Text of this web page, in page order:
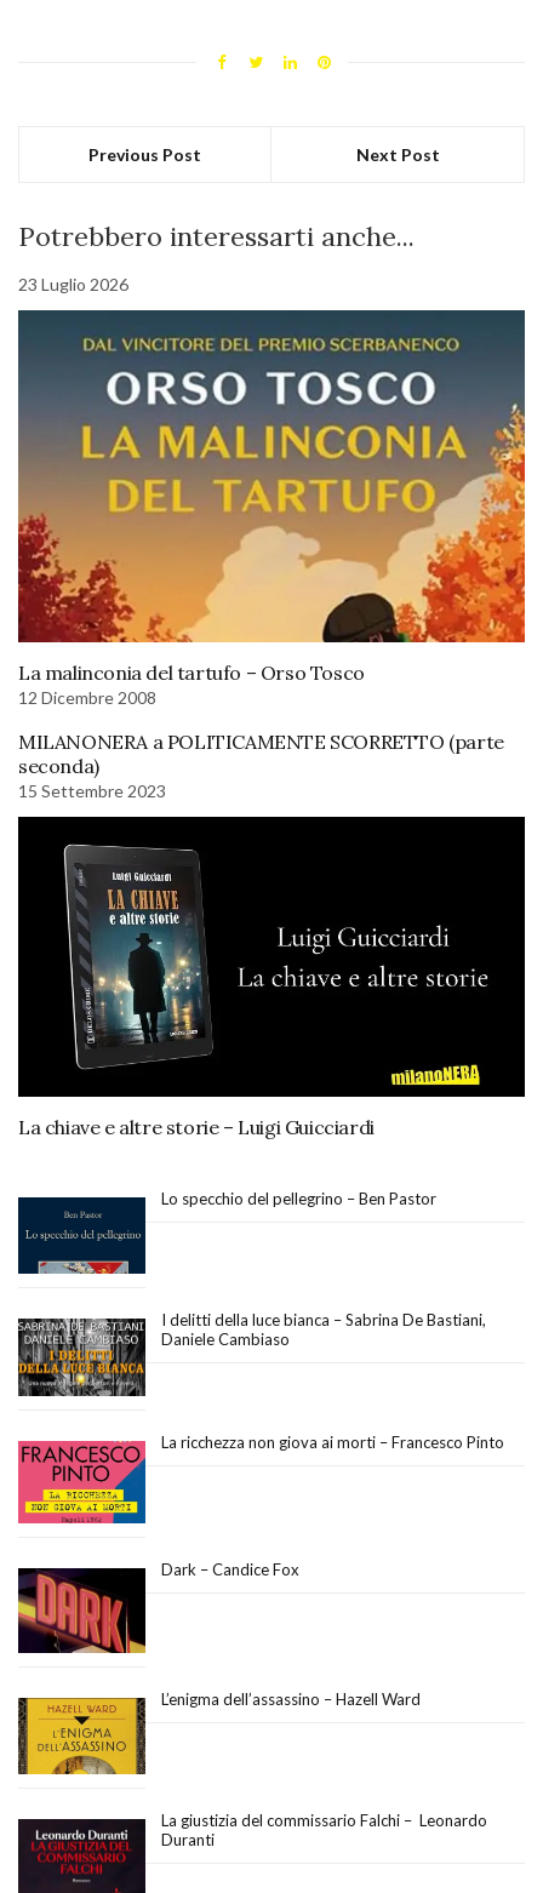
Previous Post Next Post
Potrebbero interessarti anche...
23 Luglio 2026
La malinconia del tartufo – Orso Tosco
12 Dicembre 2008
MILANONERA a POLITICAMENTE SCORRETTO (parte
seconda)
15 Settembre 2023
La chiave e altre storie – Luigi Guicciardi
Lo specchio del pellegrino – Ben Pastor
I delitti della luce bianca – Sabrina De Bastiani,
Daniele Cambiaso
La ricchezza non giova ai morti – Francesco Pinto
Dark – Candice Fox
L’enigma dell’assassino – Hazell Ward
La giustizia del commissario Falchi – Leonardo
Duranti